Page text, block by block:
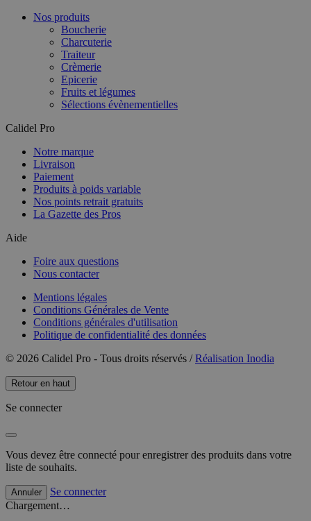
Nos produits
Boucherie
Charcuterie
Traiteur
Crèmerie
Epicerie
Fruits et légumes
Sélections évènementielles
Calidel Pro
Notre marque
Livraison
Paiement
Produits à poids variable
Nos points retrait gratuits
La Gazette des Pros
Aide
Foire aux questions
Nous contacter
Mentions légales
Conditions Générales de Vente
Conditions générales d'utilisation
Politique de confidentialité des données
© 2026 Calidel Pro - Tous droits réservés /Réalisation Inodia
Retour en haut
Se connecter
Vous devez être connecté pour enregistrer des produits dans votre
liste de souhaits.
Annuler
Se connecter
Chargement…